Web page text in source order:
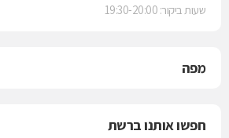
שעות ביקור: 19:30-20:00
מפה
חפשו אותנו ברשת